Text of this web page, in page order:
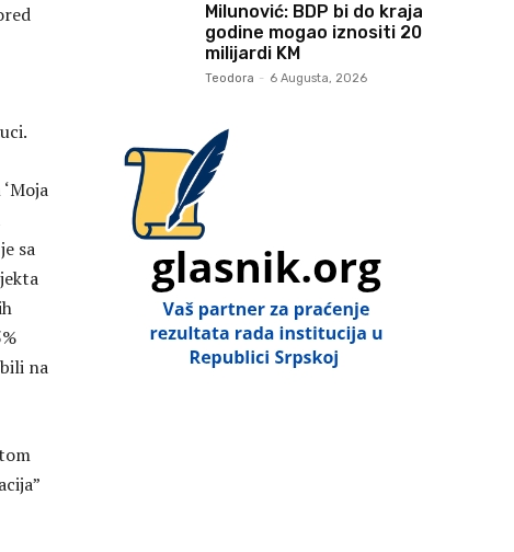
sa
na
Milunović: BDP bi do kraja
godine mogao iznositi 20
milijardi KM
Teodora - 6 Augusta, 2026